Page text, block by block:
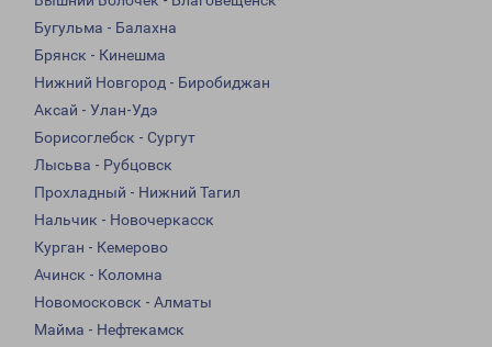
Бугульма - Балахна
Брянск - Кинешма
Нижний Новгород - Биробиджан
Аксай - Улан-Удэ
Борисоглебск - Сургут
Лысьва - Рубцовск
Прохладный - Нижний Тагил
Нальчик - Новочеркасск
Курган - Кемерово
Ачинск - Коломна
Новомосковск - Алматы
Майма - Нефтекамск